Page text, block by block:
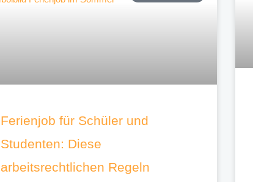
Ferienjob für Schüler und
Studenten: Diese
arbeitsrechtlichen Regeln